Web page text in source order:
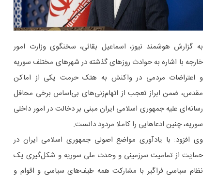
به گزارش هوشمند نیوز، اسماعیل بقائی، سخنگوی وزارت امور
خارجه با اشاره به حوادث روزهای گذشته در شهرهای مختلف سوریه
و اعتراضات مردمی در واکنش به هتک حرمت یکی از اماکن
مقدس، ضمن ابراز تعجب از اتهام‌زنی‌های بی‌اساس برخی محافل
رسانه‌ای علیه جمهوری اسلامی ایران مبنی بر دخالت در امور داخلی
سوریه، چنین ادعاهایی را کاملا مردود دانست.
وی افزود: با یادآوری مواضع اصولی جمهوری اسلامی ایران در
حمایت از تمامیت سرزمینی و وحدت ملی سوریه و شکل‌گیری یک
نظام سیاسی فراگیر با مشارکت همه طیف‌های سیاسی و اقوام و